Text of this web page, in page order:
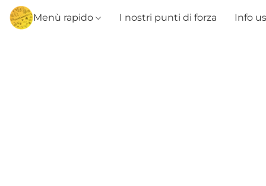
Menù rapido I nostri punti di forza Info